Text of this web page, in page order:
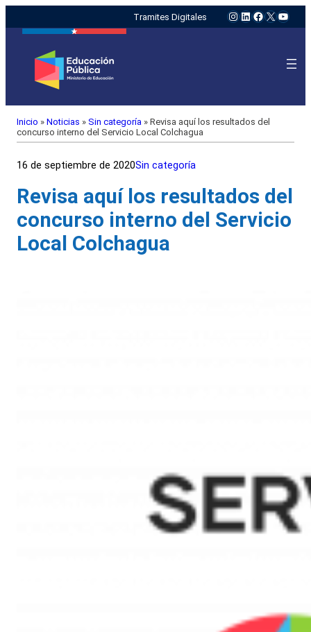
Tramites Digitales Instagram
LinkedIn
Facebook
X
Inicio » Noticias » Sin categoría » Revisa aquí los resultados del
concurso interno del Servicio Local Colchagua
16 de septiembre de 2020Sin categoría
Revisa aquí los resultados del
concurso interno del Servicio
Local Colchagua